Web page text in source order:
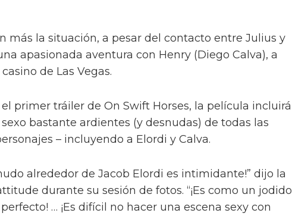
más la situación, a pesar del contacto entre Julius y
apasionada aventura con Henry (Diego Calva), a
de Las Vegas.
primer tráiler de On Swift Horses, la película incluirá
bastante ardientes (y desnudas) de todas las
– incluyendo a Elordi y Calva.
alrededor de Jacob Elordi es intimidante!” dijo la
durante su sesión de fotos. “¡Es como un jodido
… ¡Es difícil no hacer una escena sexy con